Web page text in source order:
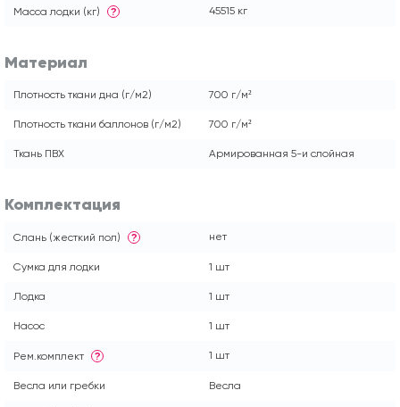
Масса лодки (кг) ? 45515 кг
Материал
Плотность ткани дна (г/м2) 700 г/м²
Плотность ткани баллонов (г/м2) 700 г/м²
Ткань ПВХ Армированная 5-и слойная
Комплектация
Слань (жесткий пол) ? нет
Сумка для лодки 1 шт
Лодка 1 шт
Насос 1 шт
Рем.комплект ? 1 шт
Весла или гребки Весла